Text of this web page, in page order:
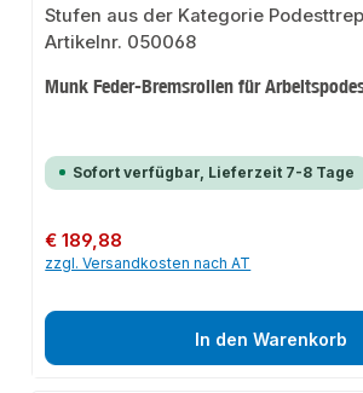
Munk Feder-Bremsrollen für
Sofort verfügbar, Lieferzeit 7-8 Tage
Regulärer Preis:
€ 189,88
zzgl. Versandkosten nach AT
In den Warenkorb